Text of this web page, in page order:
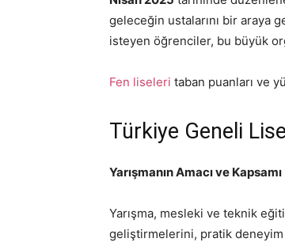
geleceğin ustalarını bir araya
isteyen öğrenciler, bu büyük
Fen liseleri taban puanları ve
Türkiye Geneli
Yarışmanın Amacı ve Kapsamı
Yarışma, mesleki ve teknik
geliştirmelerini, pratik